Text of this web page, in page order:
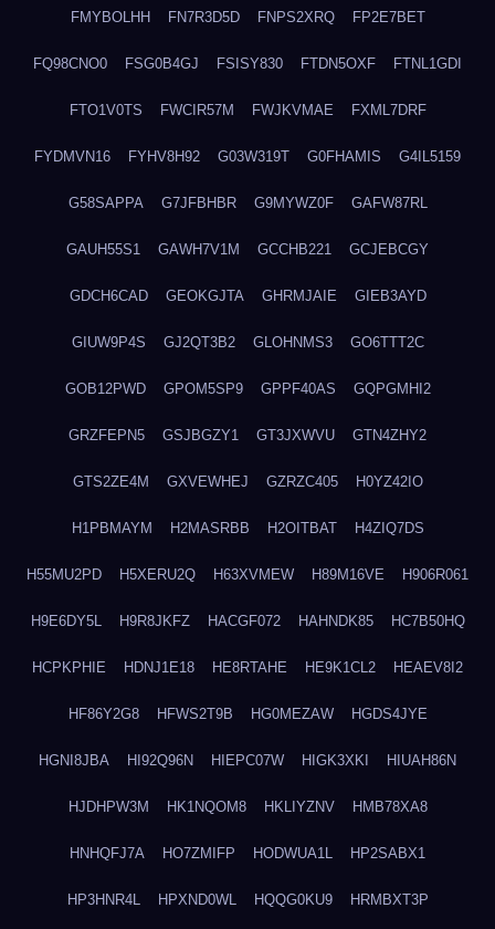
FMYBOLHH FN7R3D5D FNPS2XRQ FP2E7BET
FQ98CNO0 FSG0B4GJ FSISY830 FTDN5OXF FTNL1GDI
FTO1V0TS FWCIR57M FWJKVMAE FXML7DRF
FYDMVN16 FYHV8H92 G03W319T G0FHAMIS G4IL5159
G58SAPPA G7JFBHBR G9MYWZ0F GAFW87RL
GAUH55S1 GAWH7V1M GCCHB221 GCJEBCGY
GDCH6CAD GEOKGJTA GHRMJAIE GIEB3AYD
GIUW9P4S GJ2QT3B2 GLOHNMS3 GO6TTT2C
GOB12PWD GPOM5SP9 GPPF40AS GQPGMHI2
GRZFEPN5 GSJBGZY1 GT3JXWVU GTN4ZHY2
GTS2ZE4M GXVEWHEJ GZRZC405 H0YZ42IO
H1PBMAYM H2MASRBB H2OITBAT H4ZIQ7DS
H55MU2PD H5XERU2Q H63XVMEW H89M16VE H906R061
H9E6DY5L H9R8JKFZ HACGF072 HAHNDK85 HC7B50HQ
HCPKPHIE HDNJ1E18 HE8RTAHE HE9K1CL2 HEAEV8I2
HF86Y2G8 HFWS2T9B HG0MEZAW HGDS4JYE
HGNI8JBA HI92Q96N HIEPC07W HIGK3XKI HIUAH86N
HJDHPW3M HK1NQOM8 HKLIYZNV HMB78XA8
HNHQFJ7A HO7ZMIFP HODWUA1L HP2SABX1
HP3HNR4L HPXND0WL HQQG0KU9 HRMBXT3P